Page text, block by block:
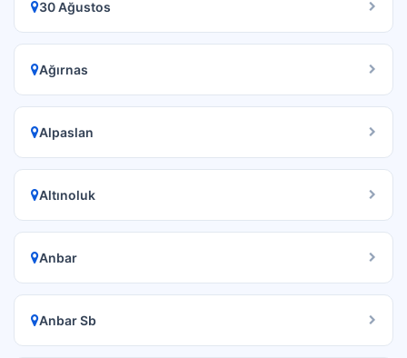
30 Ağustos
Ağırnas
Alpaslan
Altınoluk
Anbar
Anbar Sb